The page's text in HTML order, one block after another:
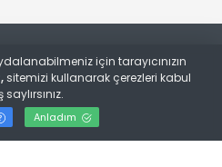
için tarayıcınızın
sitemizi kullanarak çerezleri kabul
saylırsınız.
Anladım